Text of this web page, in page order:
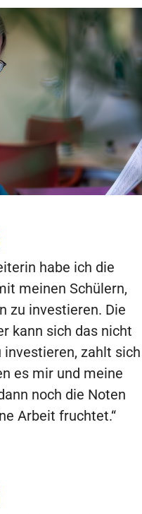
habe ich die
meinen Schülern,
zu investieren. Die
kann sich das nicht
zahlt sich
es mir und meine
noch die Noten
Arbeit fruchtet.“